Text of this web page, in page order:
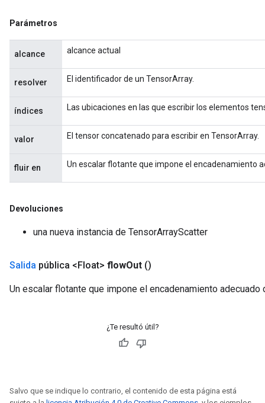
Parámetros
alcance alcance actual
resolver El identificador de un TensorArray.
índices Las ubicaciones en las que escribir los elementos
valor El tensor concatenado para escribir en TensorArray.
fluir en Un escalar flotante que impone el encadenamiento
Devoluciones
una nueva instancia de TensorArrayScatter
Salida pública <Float> flowOut ()
Un escalar flotante que impone el encadenamiento adecuado
¿Te resultó útil?
Salvo que se indique lo contrario, el contenido de esta página está